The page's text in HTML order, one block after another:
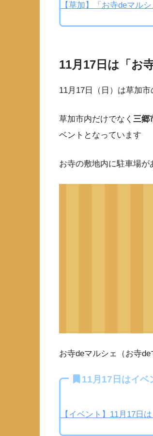
【草加】「お寺deマル
11月17日は「お
11月17日（日）は草加
草加市内だけでなく 三郷
ベントとなっています
お寺の敷地内に駐車場
お寺deマルシェ（お寺de
11月17日はイベ
【イベント】11月17日